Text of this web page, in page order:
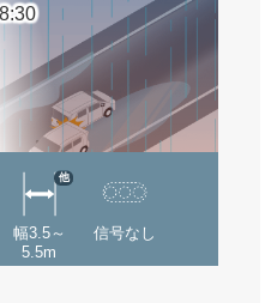
幅3.5～
5.5m
他
信号なし